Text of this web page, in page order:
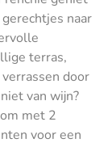
naar
terras,
door
van wijn?
met 2
voor een